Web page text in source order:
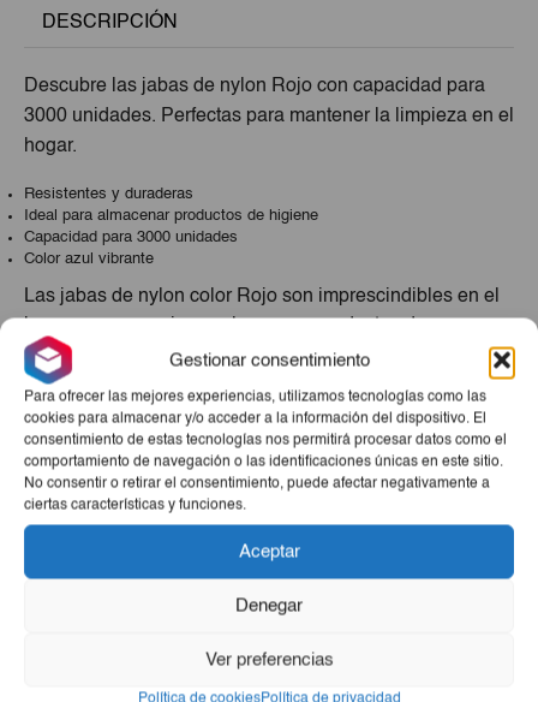
Gestionar consentimiento
Para ofrecer las mejores experiencias, utilizamos tecnologías como las
cookies para almacenar y/o acceder a la información del dispositivo. El
consentimiento de estas tecnologías nos permitirá procesar datos como el
comportamiento de navegación o las identificaciones únicas en este sitio.
No consentir o retirar el consentimiento, puede afectar negativamente a
ciertas características y funciones.
Aceptar
Denegar
Ver preferencias
Política de cookiesPolítica de privacidad
DESCRIPCIÓN
Descubre las jabas de nylon Rojo con capacidad para
3000 unidades. Perfectas para mantener la limpieza en el
hogar.
Resistentes y duraderas
Ideal para almacenar productos de higiene
Capacidad para 3000 unidades
Color azul vibrante
Las jabas de nylon color Rojo son imprescindibles en el
higiene. Con una capacidad de 3000 unidades, son
resistentes y duraderas. Su color Rojo vibrante las hace
fáciles de identificar.
Productos Relacionados